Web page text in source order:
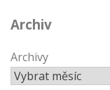
Archiv
Archivy